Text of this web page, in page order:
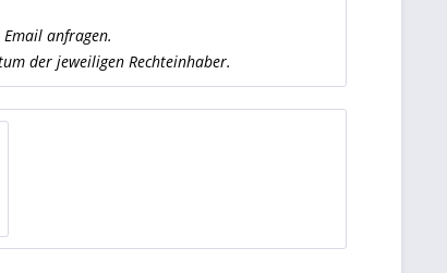
anfragen.
der jeweiligen Rechteinhaber.